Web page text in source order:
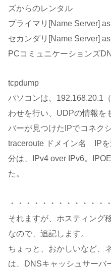
ズからのレンタル
プライマリ[Name Server]
セカンダリ[Name Server]
PCコミュニケーションズ
tcpdump
パソコンは、192.168.20.1
わせを行い、UDPの情報を
バーが見つけたIPでコネク
traceroute ドメイン名 IPを
分は、IPv4 over IPv6。
た。
・・・・・・・・・・・・
それますが、ホスティング
なので、追記します。
ちょっと、おかしいなど、
は、DNSキャッシュサーバ